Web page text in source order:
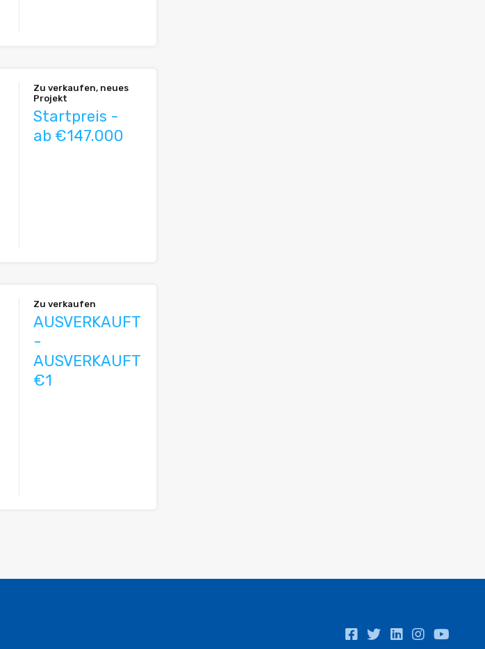
Zu verkaufen, neues
Projekt
Startpreis -
ab €147.000
Zu verkaufen
AUSVERKAUFT
-
AUSVERKAUFT
€1